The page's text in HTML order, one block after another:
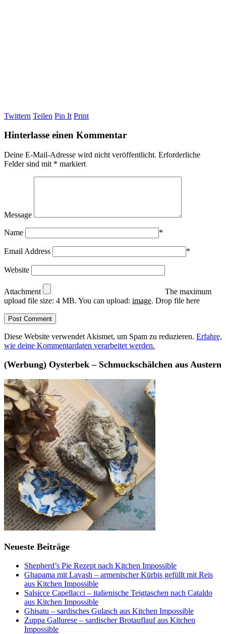
Twittern Teilen Pin It Print
Hinterlasse einen Kommentar
Deine E-Mail-Adresse wird nicht veröffentlicht. Erforderliche
Felder sind mit * markiert
Message
Name *
Email Address *
Website
Attachment
The maximum
upload file size: 4 MB. You can upload: image. Drop file here
Diese Website verwendet Akismet, um Spam zu reduzieren. Erfahre,
wie deine Kommentardaten verarbeitet werden.
(Werbung) Oysterbek – Schmuckschälchen aus Austern
Neueste Beiträge
Shepherd’s Pie Rezept nach Kitchen Impossible
Ghapama mit Lavash – armenischer Kürbis gefüllt mit Reis
aus Kitchen Impossible
Salsicce Capellacci – italienische Teigtaschen nach Cataldo
aus Kitchen Impossible
Ghisatu – sardisches Gulasch aus Kitchen Impossible
Zuppa Gallurese – sardischer Brotauflauf aus Kitchen
Impossible